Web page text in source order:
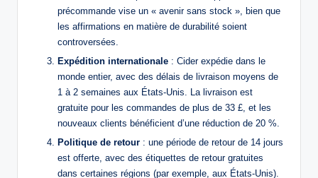
précommande vise un « avenir sans stock », bien que
les affirmations en matière de durabilité soient
controversées.
Expédition internationale : Cider expédie dans le
monde entier, avec des délais de livraison moyens de
1 à 2 semaines aux États-Unis. La livraison est
gratuite pour les commandes de plus de 33 £, et les
nouveaux clients bénéficient d’une réduction de 20 %.
Politique de retour : une période de retour de 14 jours
est offerte, avec des étiquettes de retour gratuites
dans certaines régions (par exemple, aux États-Unis).